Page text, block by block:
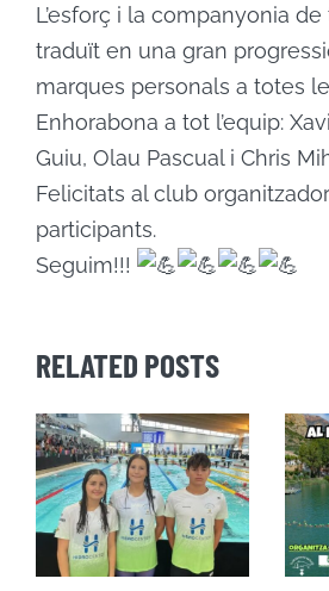
L’esforç i la companyonia de
traduït en una gran
marques personals a totes
Enhorabona a tot l’equip:
Guiu, Olau Pascual i Chris
Felicitats al club
participants.
Seguim!!!
RELATED POSTS